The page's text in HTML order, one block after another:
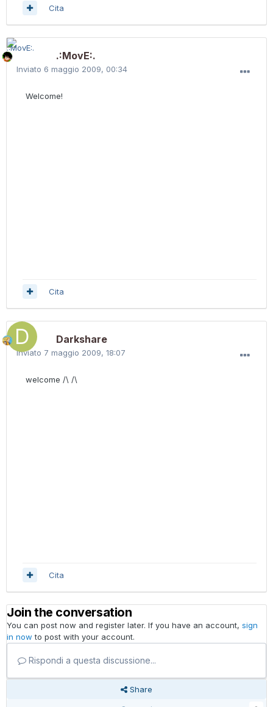
Cita
.:MovE:.
Inviato 6 maggio 2009, 00:34
Welcome!
Cita
Darkshare
Inviato 7 maggio 2009, 18:07
welcome /\ /\
Cita
Join the conversation
You can post now and register later. If you have an account, sign
in now to post with your account.
Rispondi a questa discussione...
Share